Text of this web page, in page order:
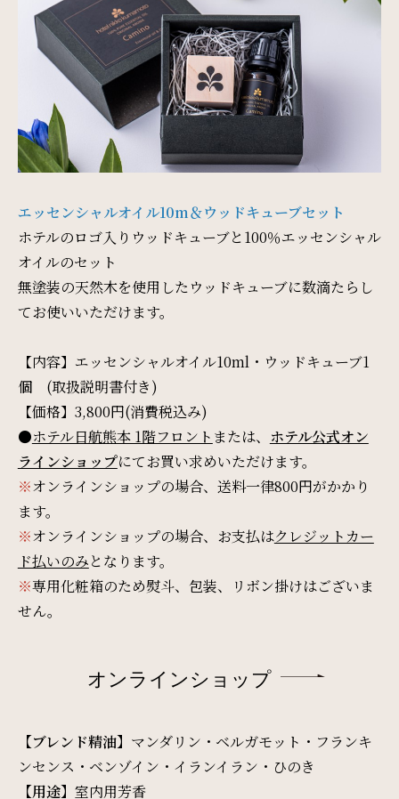
サイトマップ 会社概要
フロアガイド プレスリリース
パンフレット 個人情報保護方針
エッセンシャルオイル10m＆ウッドキューブセット
ホテルのロゴ入りウッドキューブと100％エッセンシャル
オイルのセット
無塗装の天然木を使用したウッドキューブに数滴たらし
てお使いいただけます。
【内容】エッセンシャルオイル10ml・ウッドキューブ1
個 (取扱説明書付き)
【価格】3,800円(消費税込み)
●ホテル日航熊本 1階フロント または、 ホテル公式オン
ラインショップにてお買い求めいただけます。
※オンラインショップの場合、送料一律800円がかかり
ます。
※オンラインショップの場合、お支払はクレジットカー
ド払いのみとなります。
※専用化粧箱のため熨斗、包装、リボン掛けはございま
せん。
オンラインショップ
【ブレンド精油】 マンダリン・ベルガモット・フランキ
ンセンス・ベンゾイン・イランイラン・ひのき
【用途】 室内用芳香